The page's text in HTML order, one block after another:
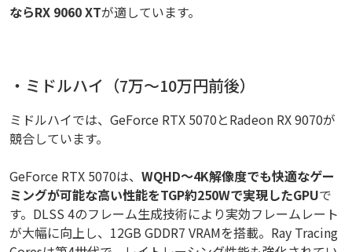
ならRX 9060 XTが適しています。
・ミドルハイ（7万～10万円前後）
ミドルハイでは、GeForce RTX 5070とRadeon RX 9070が
競合しています。
GeForce RTX 5070は、 WQHD～4K解像度でも快適なゲー
ミングが可能な高い性能をTGP約250Wで実現したGPUで
す。DLSS 4のフレーム生成技術により実効フレームレート
が大幅に向上し、12GB GDDR7 VRAMを搭載。Ray Tracing